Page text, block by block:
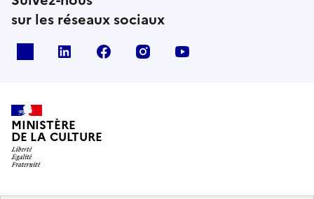
sur les réseaux sociaux
linkedin facebook instagram
MINISTÈRE
DE LA CULTURE